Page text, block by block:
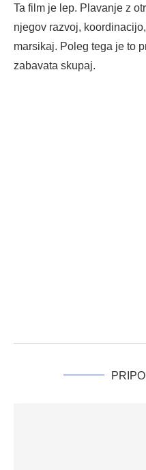
Ta film je lep. Plavanje z
njegov razvoj,
marsikaj. Poleg tega je to
zabavata skupaj.